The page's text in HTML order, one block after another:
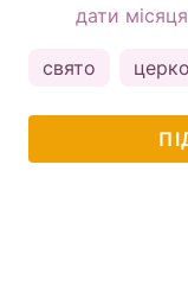
дати місяця
свято